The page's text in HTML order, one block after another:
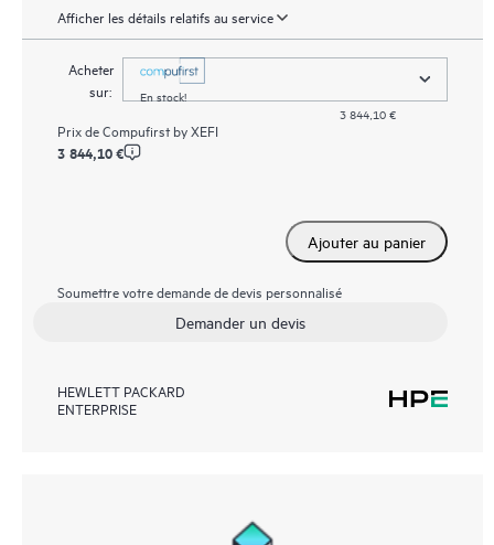
Afficher les détails relatifs au service
Acheter
sur:
En stock!
3 844,10 €
Prix deCompufirst by XEFI
3 844,10 €
Ajouter au panier
Soumettre votre demande de devis personnalisé
Demander un devis
HEWLETT PACKARD
ENTERPRISE